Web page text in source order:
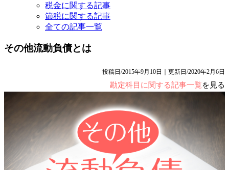
税金に関する記事
節税に関する記事
全ての記事一覧
その他流動負債とは
投稿日/2015年9月10日｜更新日/2020年2月6日
勘定科目に関する記事一覧を見る